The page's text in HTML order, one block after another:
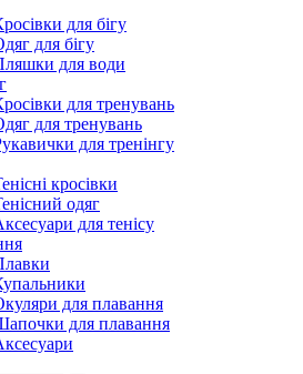
для бігу
для бігу
для води
для тренувань
для тренувань
для тренінгу
кросівки
одяг
для тенісу
для плавання
для плавання